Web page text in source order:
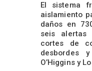
El sistema
aislamiento
daños en
seis alertas
cortes de
desbordes
O’Higgins y